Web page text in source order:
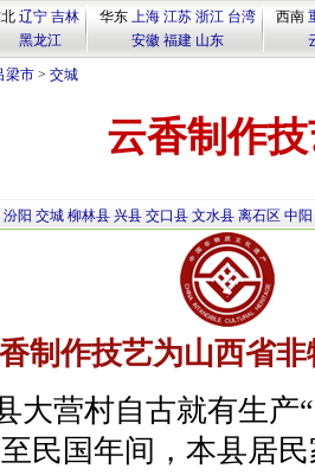
辽宁 吉林
黑龙江
华东 上海 江苏 浙江 台湾
安徽 福建 山东
西南
梁市 > 交城
云香制作
汾阳 交城 柳林县 兴县 交口县 文水县 离石区 中阳
制作技艺为山西省
大营村自古就有生产
民国年间，本县居